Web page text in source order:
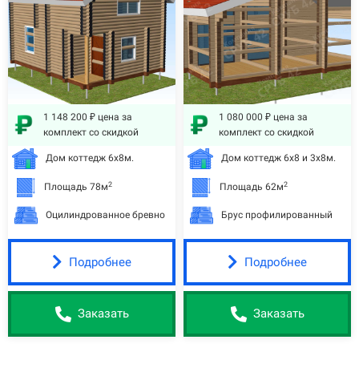
1 148 200 ₽ цена за
комплект со скидкой
Дом коттедж 6х8м.
Площадь 78м2
Оцилиндрованное бревно
Подробнее
Заказать
1 080 000 ₽ цена за
комплект со скидкой
Дом коттедж 6х8 и 3х8м.
Площадь 62м2
Брус профилированный
Подробнее
Заказать